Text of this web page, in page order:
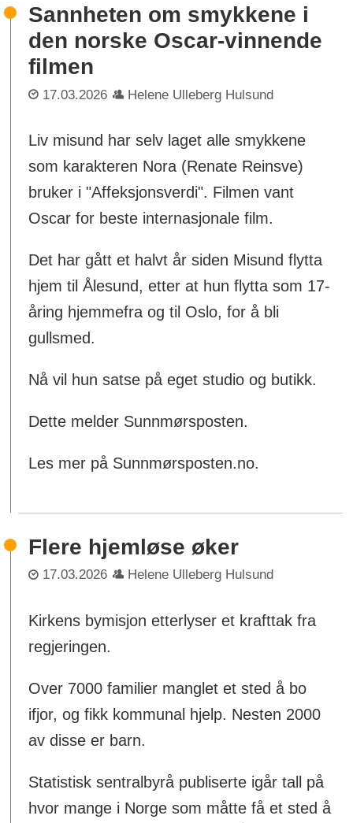
Sannheten om smykkene i
den norske Oscar-vinnende
filmen
17.03.2026 Helene Ulleberg Hulsund
Liv misund har selv laget alle smykkene
som karakteren Nora (Renate Reinsve)
bruker i "Affeksjonsverdi". Filmen vant
Oscar for beste internasjonale film.
Det har gått et halvt år siden Misund flytta
hjem til Ålesund, etter at hun flytta som 17-
åring hjemmefra og til Oslo, for å bli
gullsmed.
Nå vil hun satse på eget studio og butikk.
Dette melder Sunnmørsposten.
Les mer på Sunnmørsposten.no.
Flere hjemløse øker
17.03.2026 Helene Ulleberg Hulsund
Kirkens bymisjon etterlyser et krafttak fra
regjeringen.
Over 7000 familier manglet et sted å bo
ifjor, og fikk kommunal hjelp. Nesten 2000
av disse er barn.
Statistisk sentralbyrå publiserte igår tall på
hvor mange i Norge som måtte få et sted å